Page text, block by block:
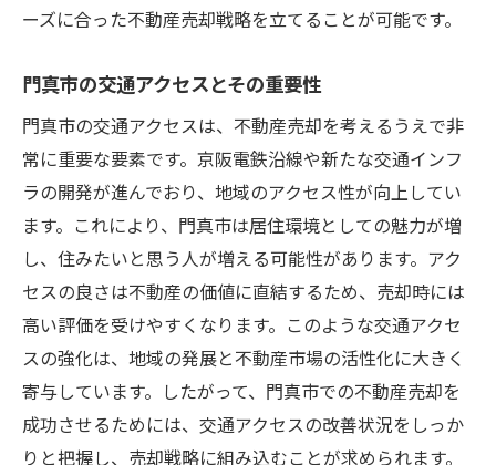
季節ごとの市場動向と売却準備
め方
経済変動が不動産売却に与える影響
タイミングを見極めるためのデータ活用法
不動産市場の周期性と売却戦略
成功する不動産売却のために知っておきたい門
真市の市場情報
最新の市場情報を入手する方法
地域の不動産価値に影響を与える要因
過去の市場データとその活用
不動産売却に役立つ門真市の経済情報
地域の不動産市場に関する専門的な知見
ーズに合った不動産売却戦略を立てることが可能です。
門真市の交通アクセスとその重要性
門真市の交通アクセスは、不動産売却を考えるうえで非
常に重要な要素です。京阪電鉄沿線や新たな交通インフ
ラの開発が進んでおり、地域のアクセス性が向上してい
ます。これにより、門真市は居住環境としての魅力が増
し、住みたいと思う人が増える可能性があります。アク
セスの良さは不動産の価値に直結するため、売却時には
高い評価を受けやすくなります。このような交通アクセ
スの強化は、地域の発展と不動産市場の活性化に大きく
寄与しています。したがって、門真市での不動産売却を
成功させるためには、交通アクセスの改善状況をしっか
りと把握し、売却戦略に組み込むことが求められます。